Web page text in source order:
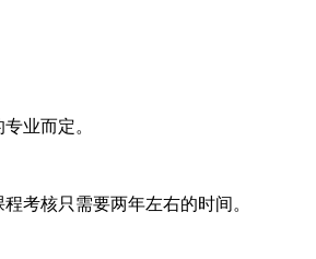
业而定。
考核只需要两年左右的时间。